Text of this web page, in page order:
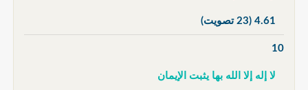
4.61 (23 تصويت)
10
لا إله إلا الله بها يثبت الإيمان